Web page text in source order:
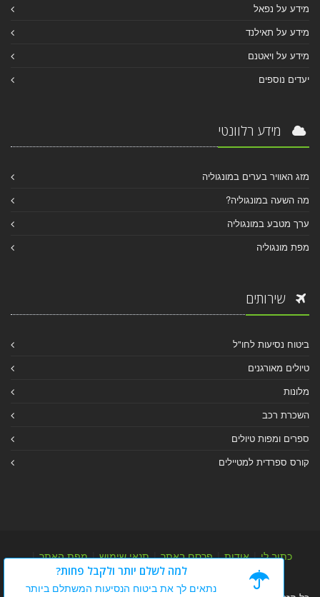
מידע על נפאל
מידע על תאילנד
מידע על ויאטנם
יעדים נוספים
מידע רלוונטי
מזג האוויר בערים במונגוליה
מה השעה במונגוליה?
ערך מטבע במונגוליה
מפת מונגוליה
שירותים
ביטוח נסיעות לחו"ל
טיולים מאורגנים
מלונות
השכרת רכב
ספרים ומפות טיולים
קורס ספרדית למטיילים
כתוב לי|אודות|פרסם באתר|תנאי שימוש|מפת האתר|
מפת אלבום|מפת מאמרי מידע
למה לשלם יותר ולקבל פחות?
נתאים לך את ביטוח הנסיעות המשתלם ביותר